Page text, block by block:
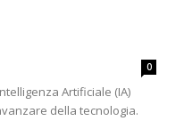
0
Artificiale (IA)
della tecnologia.